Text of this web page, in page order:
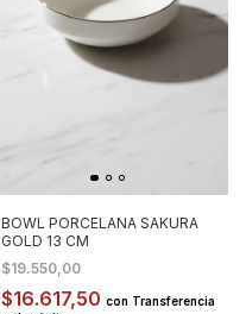
BOWL PORCELANA SAKURA
GOLD 13 CM
$19.550,00
$16.617,50 con Transferencia